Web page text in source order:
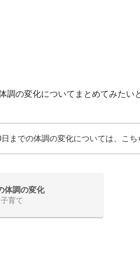
調の変化についてまとめてみたい
までの体調の変化については、こ
体調の変化
育て